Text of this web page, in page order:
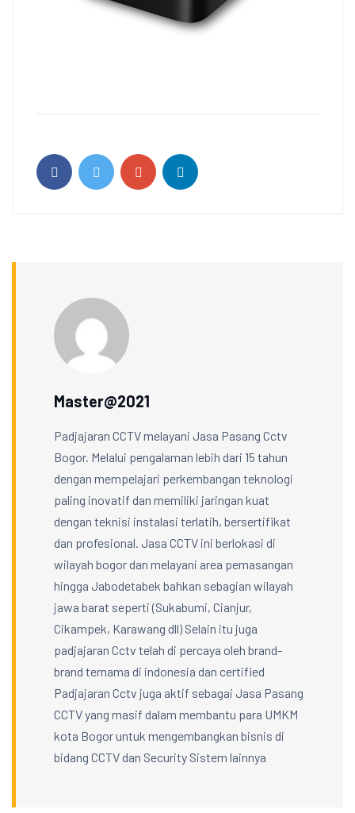
Master@2021
Padjajaran CCTV melayani Jasa Pasang Cctv
Bogor. Melalui pengalaman lebih dari 15 tahun
dengan mempelajari perkembangan teknologi
paling inovatif dan memiliki jaringan kuat
dengan teknisi instalasi terlatih, bersertifikat
dan profesional. Jasa CCTV ini berlokasi di
wilayah bogor dan melayani area pemasangan
hingga Jabodetabek bahkan sebagian wilayah
jawa barat seperti (Sukabumi, Cianjur,
Cikampek, Karawang dll) Selain itu juga
padjajaran Cctv telah di percaya oleh brand-
brand ternama di indonesia dan certified
Padjajaran Cctv juga aktif sebagai Jasa Pasang
CCTV yang masif dalam membantu para UMKM
kota Bogor untuk mengembangkan bisnis di
bidang CCTV dan Security Sistem lainnya